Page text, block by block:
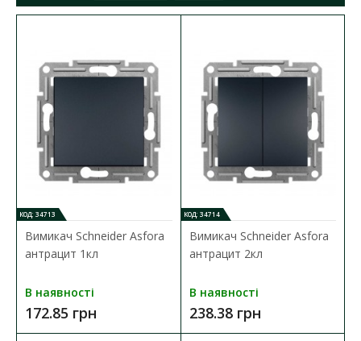
КОД: 34713
Вимикач Schneider Asfora
антрацит 1кл
В наявності
172.85 грн
КОД: 34714
Вимикач Schneider Asfora
антрацит 2кл
В наявності
238.38 грн